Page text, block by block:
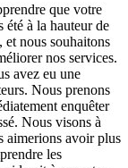
que votre
été à la hauteur de
et nous souhaitons
nos services.
avez eu une
Nous prenons
enquêter
Nous visons à
aimerions avoir plus
les